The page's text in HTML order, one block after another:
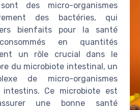
des micro-organismes
des bactéries, qui
bienfaits pour la santé
en quantités
un rôle crucial dans le
du microbiote intestinal, un
de micro-organismes
Ce microbiote est
une bonne santé